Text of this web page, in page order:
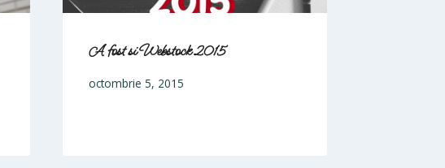
A fost si Webstock 2015
octombrie 5, 2015